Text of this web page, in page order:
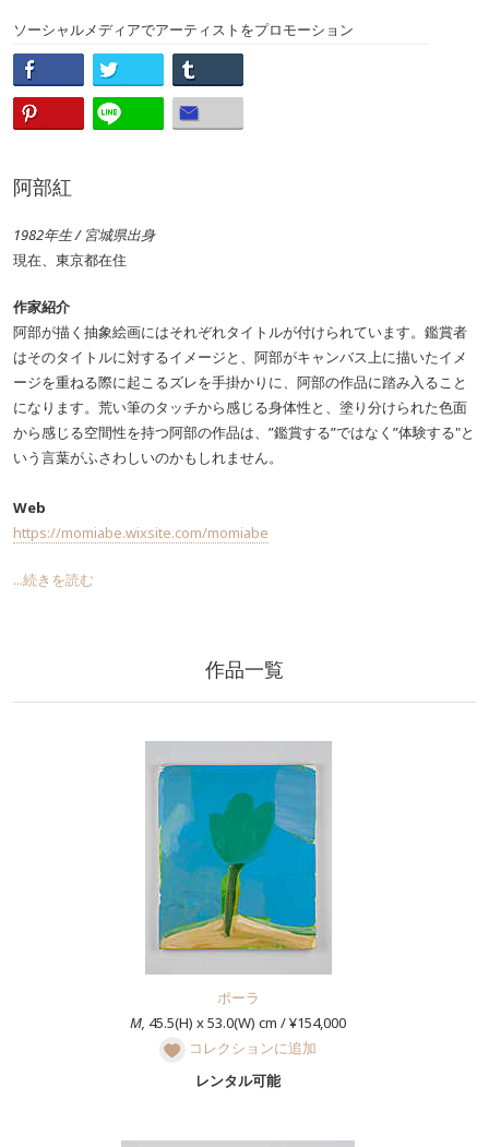
ソーシャルメディアでアーティストをプロモーション
阿部紅
1982年生 / 宮城県出身
現在、東京都在住
作家紹介
阿部が描く抽象絵画にはそれぞれタイトルが付けられています。鑑賞者
はそのタイトルに対するイメージと、阿部がキャンバス上に描いたイメ
ージを重ねる際に起こるズレを手掛かりに、阿部の作品に踏み入ること
になります。荒い筆のタッチから感じる身体性と、塗り分けられた色面
から感じる空間性を持つ阿部の作品は、”鑑賞する”ではなく”体験する"と
いう言葉がふさわしいのかもしれません。
Web
https://momiabe.wixsite.com/momiabe
...続きを読む
作品一覧
ポーラ
M, 45.5(H) x 53.0(W) cm / ¥154,000
コレクションに追加
レンタル可能